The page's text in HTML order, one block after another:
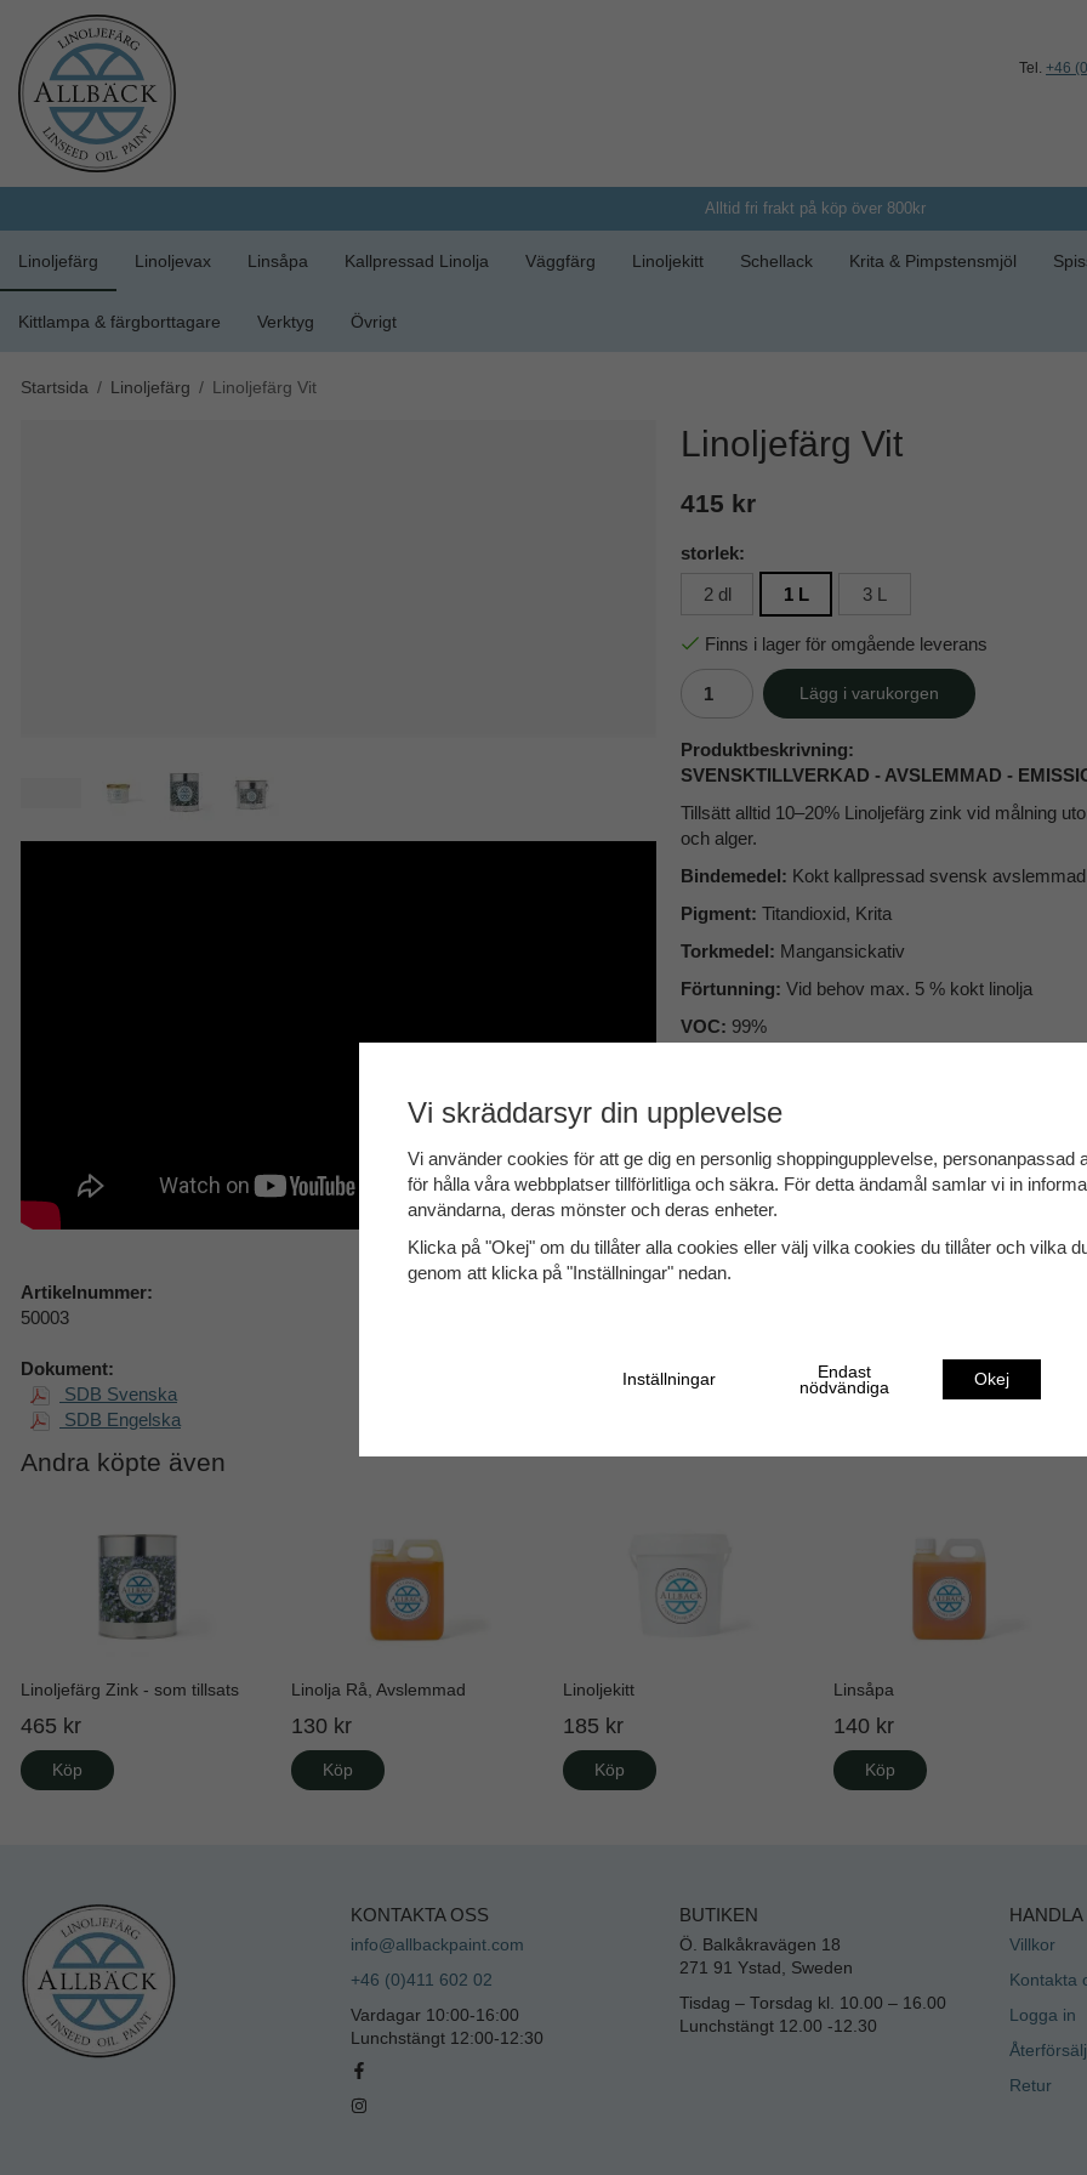
Tel. +46
Alltid fri frakt på köp över 800kr
Linoljefärg Linoljevax Linsåpa Kallpressad Linolja Väggfärg Linoljekitt Schellack Krita & Pimpstensmjöl
Kittlampa & färgborttagare Verktyg Övrigt
Startsida / Linoljefärg / Linoljefärg Vit
Linoljefärg Vit
415 kr
storlek:
2 dl
1 L 3 L
Finns i lager för omgående leverans
Lägg i varukorgen
Produktbeskrivning:
SVENSKTILLVERKAD - AVSLEMMAD -
Tillsätt alltid 10–20% Linoljefärg zink vid målning
och alger.
Bindemedel: Kokt kallpressad svensk avslemmad
Pigment: Titandioxid, Krita
Torkmedel: Mangansickativ
Förtunning: Vid behov max. 5 % kokt linolja
VOC: 99%
Omröres väl. Arbeta ut färgen i väl
Täckning:
Milt ph-neutralt rengöringsmedel,
Torktid:24 timmar vid rumstemperatur och god
NCS:S 0300-N
Se vår handbok för mer utförliga instruktioner.
Artikelnummer:
50003
Dokument:
SDB Svenska
SDB Engelska
Andra köpte även
Linoljefärg Zink - som tillsats
465 kr
Köp
Linolja Rå, Avslemmad
130 kr
Köp
Linoljekitt
185 kr
Köp
Linsåpa
140 kr
Köp
KONTAKTA OSS
info@allbackpaint.com
+46 (0)411 602 02
Vardagar 10:00-16:00
Lunchstängt 12:00-12:30
BUTIKEN
Ö. Balkåkravägen 18
271 91 Ystad, Sweden
Tisdag – Torsdag kl. 10.00 – 16.00
Lunchstängt 12.00 -12.30
HANDLA
Villkor
Kontakta
Logga in
Retur
Vi skräddarsyr din upplevelse
Vi använder cookies för att ge dig en personlig shoppingupplevelse, personanpassad
för hålla våra webbplatser tillförlitliga och säkra. För detta ändamål samlar vi in
användarna, deras mönster och deras enheter.
Klicka på "Okej" om du tillåter alla cookies eller välj vilka cookies du tillåter och vilka
genom att klicka på "Inställningar" nedan.
Inställningar
Endast
nödvändiga
Okej